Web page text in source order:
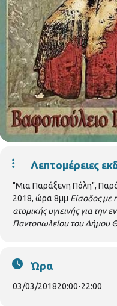
Λεπτομέρειες
"Μια Παράξενη Πόλη",
2018, ώρα 8μμ Είσοδος
ατομικής υγιεινής για την
Παντοπωλείου του Δήμου
Ώρα
03/03/201820:00-22:00